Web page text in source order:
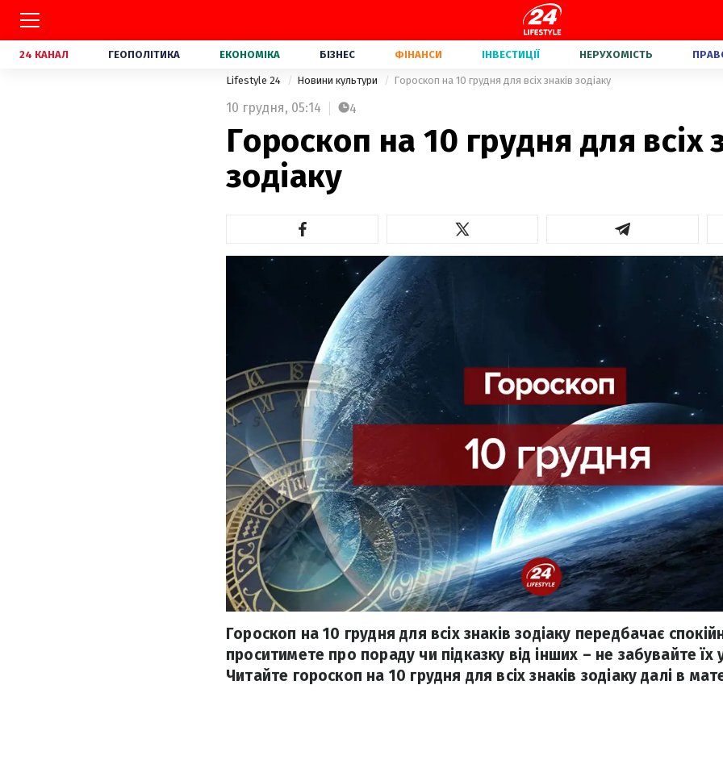
24 КАНАЛ ГЕОПОЛІТИКА ЕКОНОМІКА БІЗНЕС ФІНАНСИ ІНВЕСТИЦІЇ НЕРУХОМІСТЬ
Lifestyle 24 Новини культури Гороскоп на 10 грудня для всіх знаків зодіаку
10 грудня, 05:14 4
Гороскоп на 10 грудня для всіх
зодіаку
Гороскоп на 10 грудня для всіх знаків зодіаку передбачає
проситимете про пораду чи підказку від інших – не забувайте їх
Читайте гороскоп на 10 грудня для всіх знаків зодіаку далі в